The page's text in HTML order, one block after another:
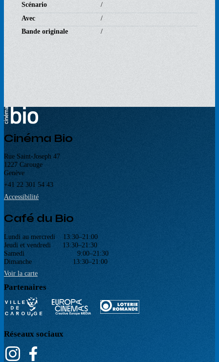
Scénario
/
Avec
/
Bande originale
/
Cinéma Bio
Rue Saint-Joseph 47
1227 Carouge
Genève
+41 22 301 54 43
Accessibilité
Café du Bio
Lundi au mercredi 13:30–21:00
Jeudi et vendredi 13:30–21:30
Samedi 9:00–21:30
Dimanche 13:30–21:00
Voir la carte
Partenaires
Réseaux sociaux